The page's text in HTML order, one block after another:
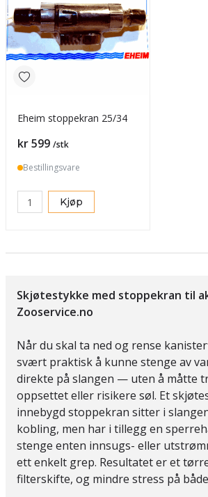
Eheim stoppekran 25/34
Pris
kr 599 /stk
Bestillingsvare
Kjøp
Skjøtestykke med stoppekran til
Zooservice.no
Når du skal ta ned og rense
svært praktisk å kunne stenge av
direkte på slangen — uten å måtte
oppsettet eller risikere søl. Et
innebygd stoppekran sitter i
kobling, men har i tillegg en
stenge enten innsugs- eller
ett enkelt grep. Resultatet er et
filterskifte, og mindre stress på